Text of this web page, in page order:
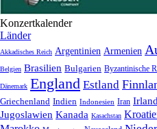
Konzertkalender
Länder
Akkadisches Reich Argentinien Armenien
Belgien Brasilien Bulgarien Byzantinische
Dänemark England Estland
Griechenland Indien Indonesien Iran Irland
Jugoslawien Kanada Kasachstan